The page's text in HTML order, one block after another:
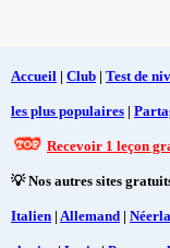
Accueil | Club | Test de
les plus populaires |
Recevoir 1 leçon
💡 Nos autres sites
Italien | Allemand |